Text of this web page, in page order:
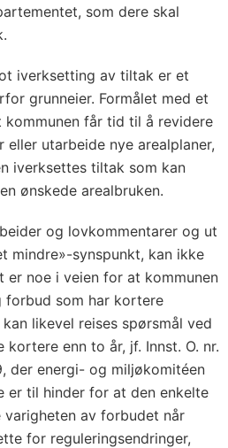
som dere skal
iverksetting av tiltak er et
grunneier. Formålet med et
får tid til å revidere
eller utarbeide nye arealplaner,
iverksettes tiltak som kan
ønskede arealbruken.
og lovkommentarer og ut
mindre»-synspunkt, kan ikke
er noe i veien for at kommunen
som har kortere
likevel reises spørsmål ved
enn to år, jf. Innst. O. nr.
der energi- og miljøkomitéen
er til hinder for at den enkelte
varigheten av forbudet når
for reguleringsendringer,